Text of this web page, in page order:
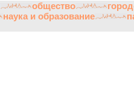
общество
наука и образование